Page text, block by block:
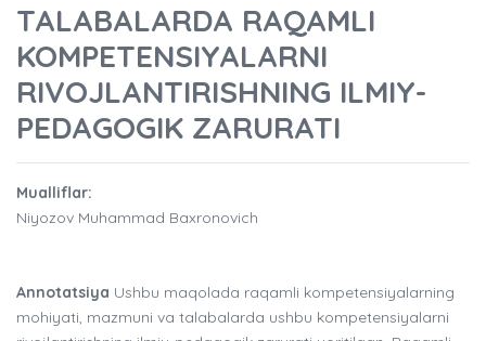
TALABALARDA RAQAMLI
KOMPETENSIYALARNI
RIVOJLANTIRISHNING ILMIY-
PEDAGOGIK ZARURATI
Mualliflar:
Niyozov Muhammad Baxronovich
Annotatsiya Ushbu maqolada raqamli kompetensiyalarning
mohiyati, mazmuni va talabalarda ushbu kompetensiyalarni